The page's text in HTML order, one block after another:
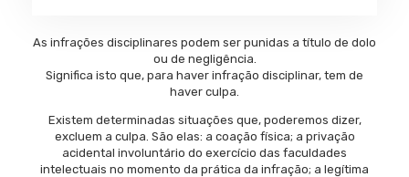
As infrações disciplinares podem ser punidas a título de dolo
ou de negligência.
Significa isto que, para haver infração disciplinar, tem de
haver culpa.
Existem determinadas situações que, poderemos dizer,
excluem a culpa. São elas: a coação física; a privação
acidental involuntário do exercício das faculdades
intelectuais no momento da prática da infração; a legítima